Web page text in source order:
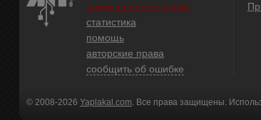
размещение рекламы
статистика
помощь
авторские права
сообщить об ошибке
© 2008-2026 Yaplakal.com. Все права защищены.